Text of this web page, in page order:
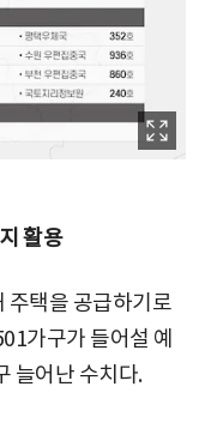
활용
주택을 공급하기로
가구가 들어설 예
늘어난 수치다.